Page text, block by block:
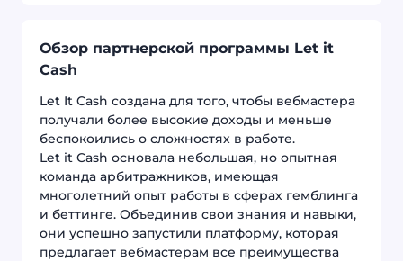
Обзор партнерской программы Let it
Cash
Let It Cash создана для того, чтобы вебмастера
получали более высокие доходы и меньше
беспокоились о сложностях в работе.
Let it Cash основала небольшая, но опытная
команда арбитражников, имеющая
многолетний опыт работы в сферах гемблинга
и беттинге. Объединив свои знания и навыки,
они успешно запустили платформу, которая
предлагает вебмастерам все преимущества